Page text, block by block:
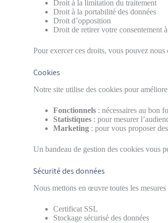
Droit à la limitation du traitement
Droit à la portabilité des données
Droit d’opposition
Droit de retirer votre consentement
Pour exercer ces droits, vous pouvez
Cookies
Notre site utilise des cookies pour
Fonctionnels : nécessaires au bon
Statistiques : pour mesurer
Marketing : pour vous proposer
Un bandeau de gestion des cookies vous
Sécurité des données
Nous mettons en œuvre toutes les
Certificat SSL
Stockage sécurisé des données